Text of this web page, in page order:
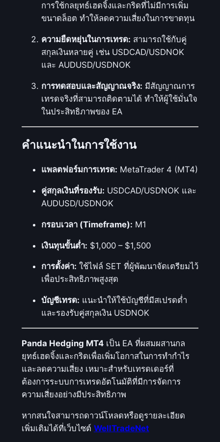
การใช้กลยุทธ์เฮดจิ้งและกริดที่ไม่มีการเพิ่ม
ขนาดล็อต ทำให้ลดความเสี่ยงในการขาดทุน
ความยืดหยุ่นในการเทรด: สามารถใช้กับคู่
สกุลเงินหลายคู่ เช่น USDCAD/USDNOK
และ AUDUSD/USDNOK
การทดสอบและสัญญาณจริง: มีสัญญาณการ
เทรดจริงที่สามารถติดตามได้ ทำให้ผู้ใช้มั่นใจ
ในประสิทธิภาพของ EA
คำแนะนำในการใช้งาน
แพลตฟอร์มการเทรด: MetaTrader 4 (MT4)
คู่สกุลเงินที่รองรับ: USDCAD/USDNOK และ
AUDUSD/USDNOK
กรอบเวลา (Timeframe): M1
เงินทุนขั้นต่ำ: $1,000 – $1,500
การตั้งค่า: ใช้ไฟล์ SET ที่ผู้พัฒนาจัดเตรียมไว้
เพื่อประสิทธิภาพสูงสุด
บัญชีเทรด: แนะนำให้ใช้บัญชีที่มีสเปรดต่ำ
และรองรับคู่สกุลเงิน USDNOK
Panda Hedging MT4เป็น EA ที่ผสมผสานกล
ยุทธ์เฮดจิ้งและกริดเพื่อเพิ่มโอกาสในการทำกำไร
และลดความเสี่ยง เหมาะสำหรับเทรดเดอร์ที่
ต้องการระบบการเทรดอัตโนมัติที่มีการจัดการ
ความเสี่ยงอย่างมีประสิทธิภาพ
หากสนใจสามารถดาวน์โหลดหรือดูรายละเอียด
เพิ่มเติมได้ที่เว็บไซต์ WellTradeNet